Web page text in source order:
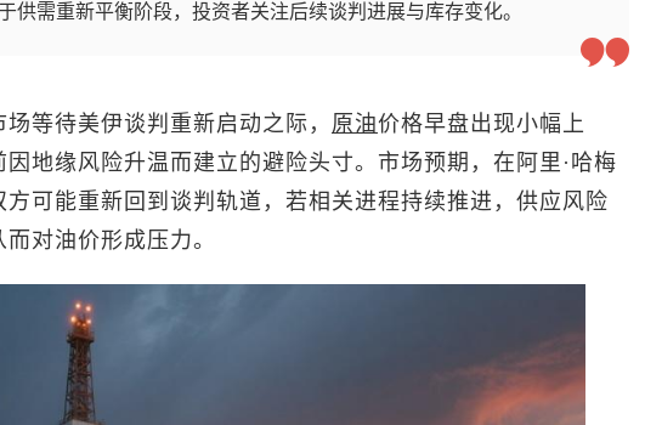
供需重新平衡阶段，投资者关注后续谈判进展与库存变化。
场等待美伊谈判重新启动之际， 原油价格早盘出现小幅上
地缘风险升温而建立的避险头寸。市场预期，在阿里·哈梅
可能重新回到谈判轨道，若相关进程持续推进，供应风险
对油价形成压力。